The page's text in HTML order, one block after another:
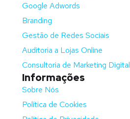
Google Adwords
Branding
Gestão de Redes Sociais
Auditoria a Lojas Online
Consultoria de Marketing Digital
Informações
Sobre Nós
Política de Cookies